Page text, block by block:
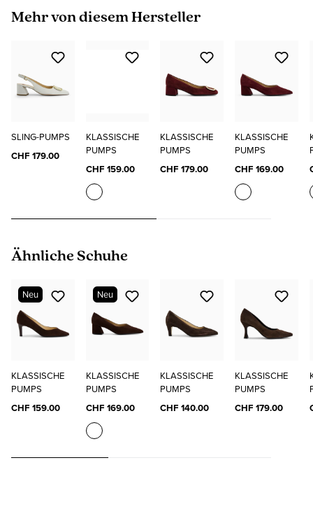
Produktgalerie überspringen
Mehr von diesem Hersteller
SLING-PUMPS
CHF 179.00
KLASSISCHE
PUMPS
CHF 159.00
KLASSISCHE
PUMPS
CHF 179.00
KLASSISCHE
PUMPS
CHF 169.00
Produktgalerie überspringen
Ähnliche Schuhe
Neu
KLASSISCHE
PUMPS
CHF 159.00
Neu
KLASSISCHE
PUMPS
CHF 169.00
KLASSISCHE
PUMPS
CHF 140.00
KLASSISCHE
PUMPS
CHF 179.00